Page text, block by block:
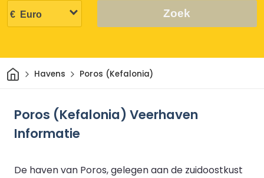
Zoek
ThuisHavens Poros (Kefalonia)
Poros (Kefalonia) Veerhaven
Informatie
De haven van Poros, gelegen aan de zuidoostkust